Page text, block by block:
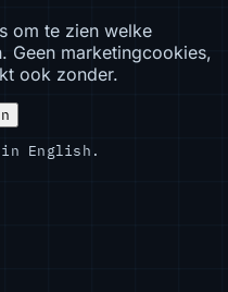
om te zien welke
Geen marketingcookies,
ook zonder.
English.